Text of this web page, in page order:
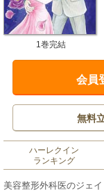
1巻完結
会員
無料
ハーレクイン
ランキング
美容整形外科医のジェ